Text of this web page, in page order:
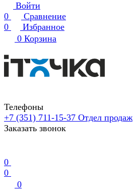
Войти
0
Сравнение
0
Избранное
0 Корзина
Телефоны
+7 (351) 711-15-37 Отдел продаж
Заказать звонок
0
0
0